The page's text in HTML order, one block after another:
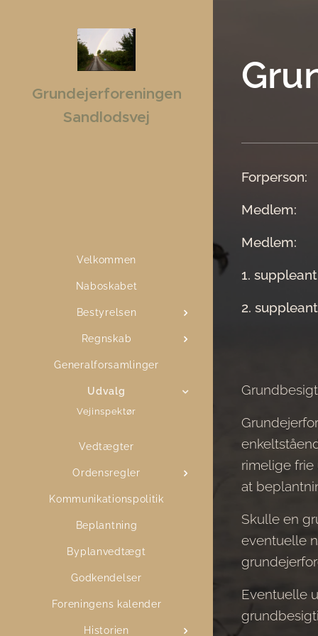
Grundejerforeningen
Sandlodsvej
Velkommen
Naboskabet
Bestyrelsen
Regnskab
Generalforsamlinger
Udvalg
Vejinspektør
Vedtægter
Ordensregler
Kommunikationspolitik
Beplantning
Byplanvedtægt
Godkendelser
Foreningens kalender
Historien
Medlem:
Medlem:
1.
2.
rimelige
at
Skulle en
eventuelle
Eventuelle